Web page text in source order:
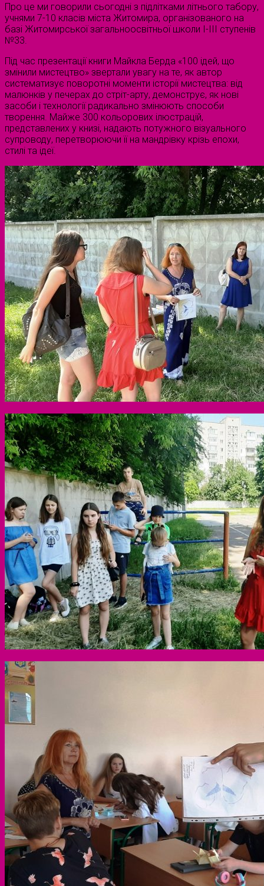
Про це ми говорили сьогодні з підлітками літнього табору,
учнями 7-10 класів міста Житомира, організованого на
базі Житомирської загальноосвітньої школи І-ІІІ ступенів
№33.
Під час презентації книги Майкла Берда «100 ідей, що
змінили мистецтво» звертали увагу на те, як автор
систематизує поворотні моменти історії мистецтва: від
малюнків у печерах до стріт-арту, демонструє, як нові
засоби і технології радикально змінюють способи
творення. Майже 300 кольорових ілюстрацій,
представлених у книзі, надають потужного візуального
супроводу, перетворюючи її на мандрівку крізь епохи,
стилі та ідеї.